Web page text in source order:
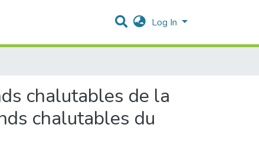
Log In
chalutables de la
chalutables du